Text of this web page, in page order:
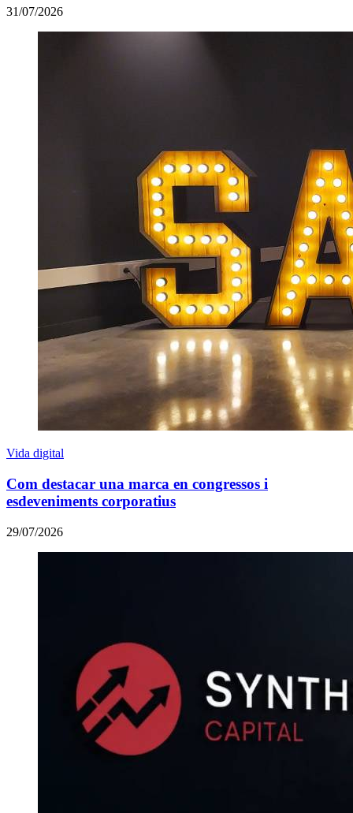
31/07/2026
Vida digital
Com destacar una marca en congressos i
esdeveniments corporatius
29/07/2026